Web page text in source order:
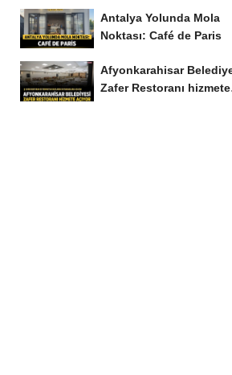
Antalya Yolunda Mola
Noktası: Café de Paris
Afyonkarahisar
Zafer Restoranı hizmete